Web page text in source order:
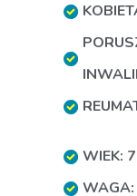
WIEK:
WAGA: